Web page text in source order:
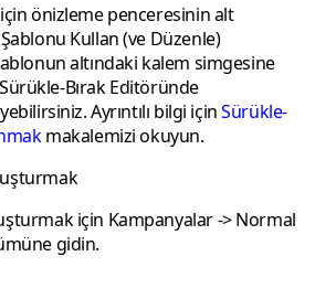
önizleme penceresinin alt
Kullan (ve Düzenle)
altındaki kalem simgesine
Bırak Editöründe
Ayrıntılı bilgi içinSürükle-
makalemizi okuyun.
için Kampanyalar->Normal
gidin.